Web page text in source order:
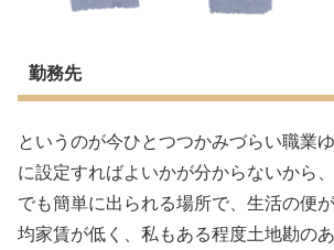
勤務先
というのが今ひとつつかみづらい職業
に設定すればよいかが分からないから
でも簡単に出られる場所で、生活の便
均家賃が低く、私もある程度土地勘の